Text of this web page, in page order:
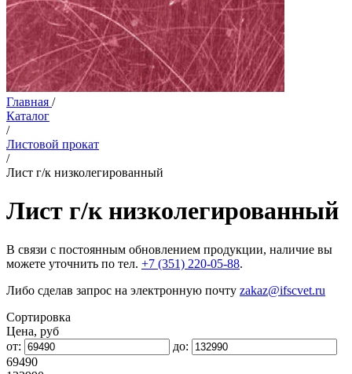
Главная /
Каталог
/
Листовой прокат
/
Лист г/к низколегированный
Лист г/к низколегированный
В связи с постоянным обновлением продукции, наличие вы
можете уточнить по тел. +7 (351) 220-05-88.
Либо сделав запрос на электронную почту zakaz@ifscvet.ru
Сортировка
Цена, руб
от:
до:
69490